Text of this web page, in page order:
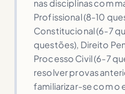
nas disciplinas com
Profissional (8-10
Constitucional (6-7
questões), Direito
Processo Civil (6-7
resolver provas
familiarizar-se com o